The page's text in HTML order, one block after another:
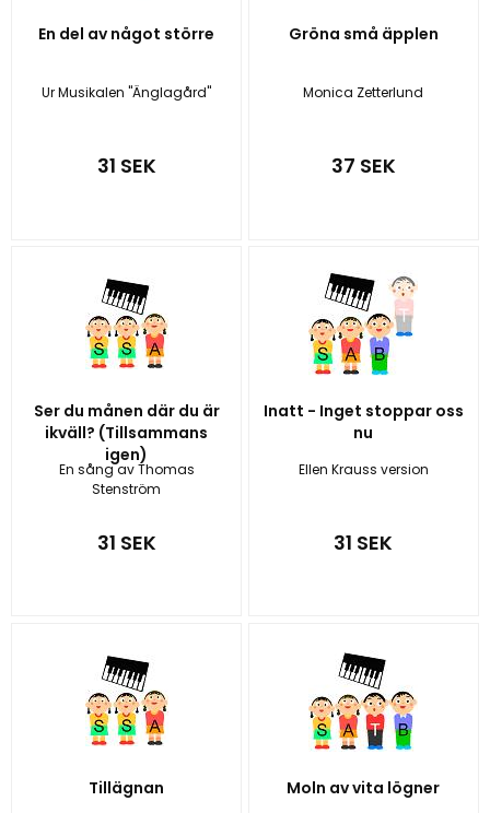
En del av något större
Ur Musikalen "Änglagård"
31 SEK
Gröna små äpplen
Monica Zetterlund
37 SEK
Ser du månen där du är
ikväll? (Tillsammans
igen)
En sång av Thomas
Stenström
31 SEK
Inatt - Inget stoppar oss
nu
Ellen Krauss version
31 SEK
Tillägnan Moln av vita lögner